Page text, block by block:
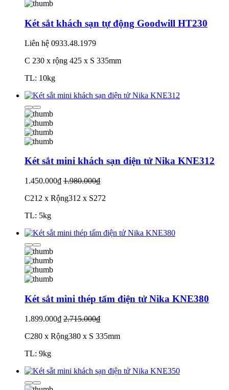
Két sắt khách sạn tự động Goodwill HT230
Liên hệ 0933.48.1979
C 230 x rộng 425 x S 335mm
TL: 10kg
Két sắt mini khách sạn điện tử Nika KNE312
1.450.000₫ 1.980.000₫
C212 x Rộng312 x S272
TL: 5kg
Két sắt mini thép tấm điện tử Nika KNE380
1.899.000₫ 2.715.000₫
C280 x Rộng380 x S 335mm
TL: 9kg